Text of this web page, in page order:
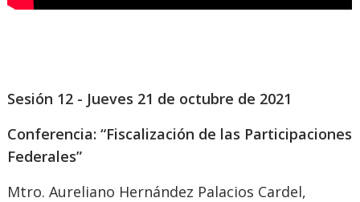
Sesión 12 - Jueves 21 de octubre de 2021
Conferencia: “Fiscalización de las Participaciones
Federales”
Mtro. Aureliano Hernández Palacios Cardel,